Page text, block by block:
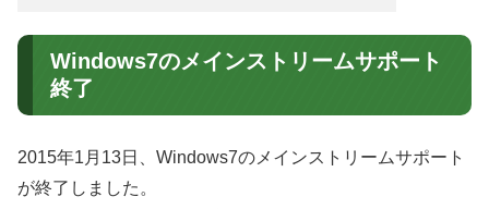
Windows7のメインストリームサポート
終了
2015年1月13日、Windows7のメインストリームサポート
が終了しました。